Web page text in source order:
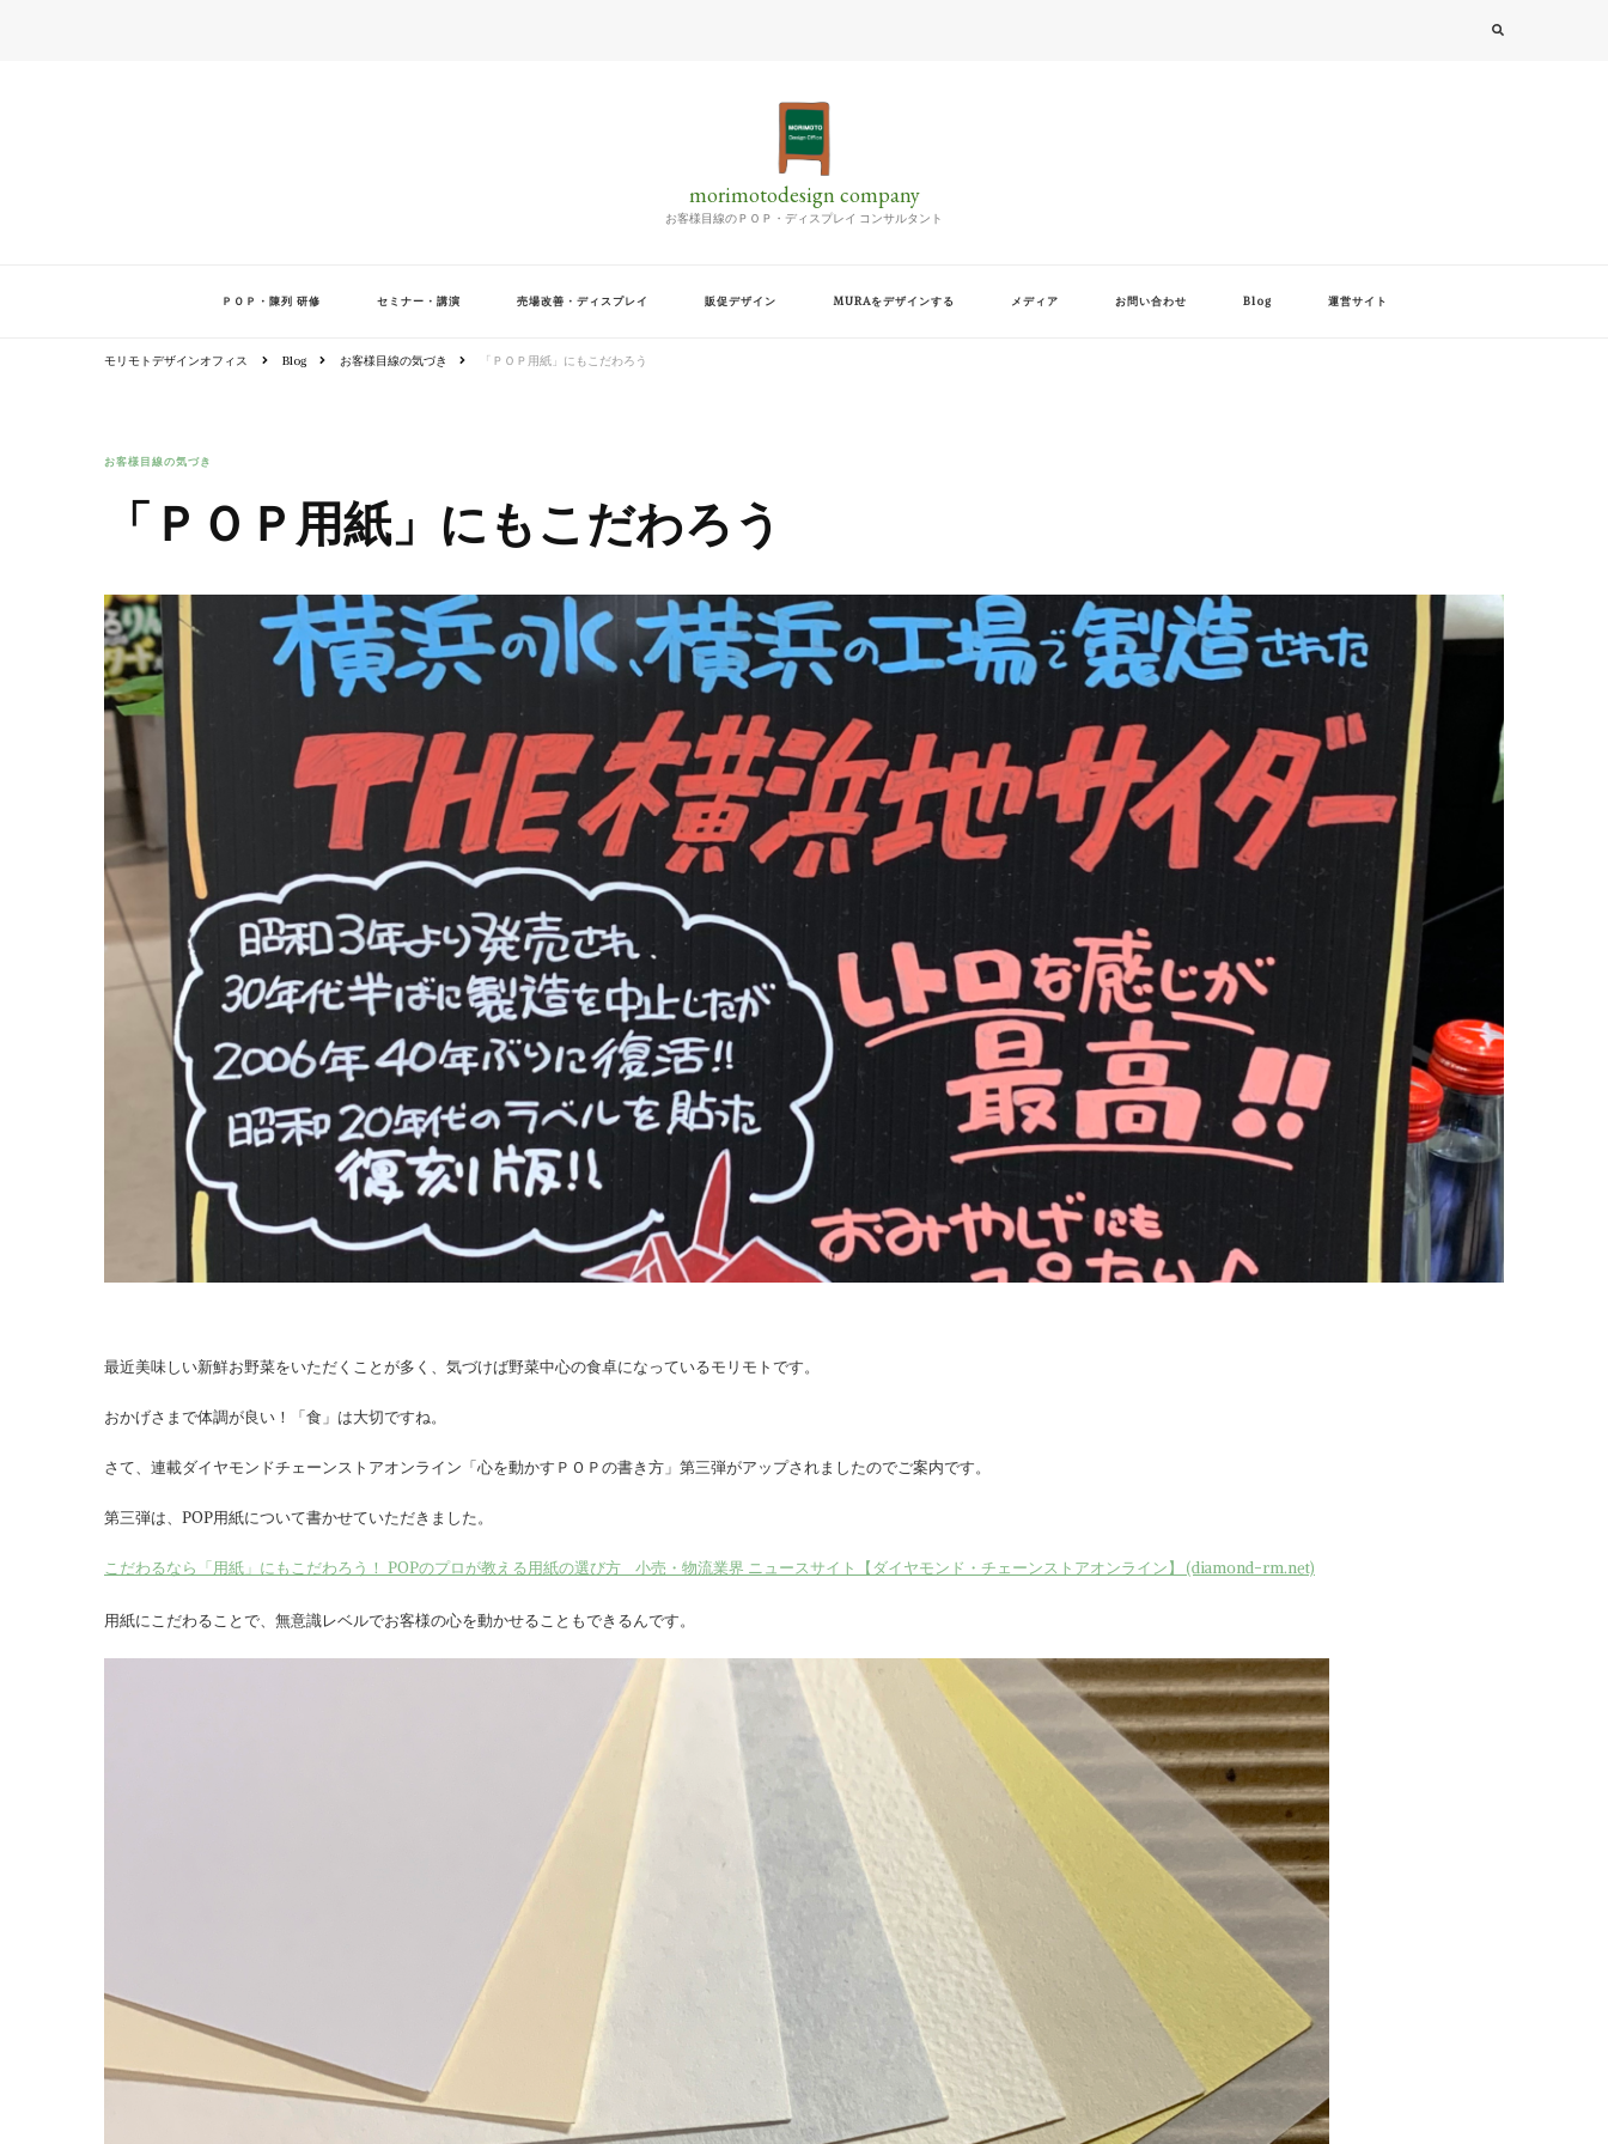
morimotodesign company
お客様目線のＰＯＰ・ディスプレイ コンサルタント
ＰＯＰ・陳列 研修 セミナー・講演 売場改善・ディスプレイ 販促デザイン MURAをデザインする メディア お問い合わせ Blog 運営サイト
モリモトデザインオフィス Blog お客様目線の気づき 「ＰＯＰ用紙」にもこだわろう
お客様目線の気づき
「ＰＯＰ用紙」にもこだわろう
最近美味しい新鮮お野菜をいただくことが多く、気づけば野菜中心の食卓になっているモリモトです。
おかげさまで体調が良い！「食」は大切ですね。
さて、連載ダイヤモンドチェーンストアオンライン「心を動かすＰＯＰの書き方」第三弾がアップされましたのでご案内です。
第三弾は、POP用紙について書かせていただきました。
こだわるなら「用紙」にもこだわろう！ POPのプロが教える用紙の選び方 _小売・物流業界 ニュースサイト【ダイヤモンド・チェーンストアオンライン】 (diamond-rm.net)
用紙にこだわることで、無意識レベルでお客様の心を動かせることもできるんです。